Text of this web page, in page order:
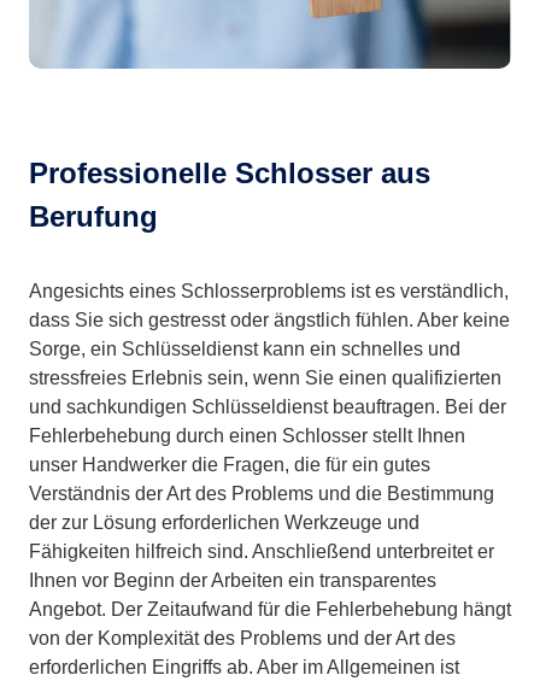
Professionelle Schlosser aus
Berufung
Angesichts eines Schlosserproblems ist es verständlich,
dass Sie sich gestresst oder ängstlich fühlen. Aber keine
Sorge, ein Schlüsseldienst kann ein schnelles und
stressfreies Erlebnis sein, wenn Sie einen qualifizierten
und sachkundigen Schlüsseldienst beauftragen. Bei der
Fehlerbehebung durch einen Schlosser stellt Ihnen
unser Handwerker die Fragen, die für ein gutes
Verständnis der Art des Problems und die Bestimmung
der zur Lösung erforderlichen Werkzeuge und
Fähigkeiten hilfreich sind. Anschließend unterbreitet er
Ihnen vor Beginn der Arbeiten ein transparentes
Angebot. Der Zeitaufwand für die Fehlerbehebung hängt
von der Komplexität des Problems und der Art des
erforderlichen Eingriffs ab. Aber im Allgemeinen ist